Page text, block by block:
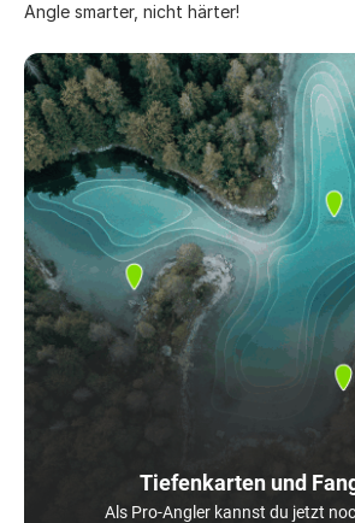
Angle smarter, nicht härter!
Tiefenkarten und
Als Pro-Angler kannst du jetzt